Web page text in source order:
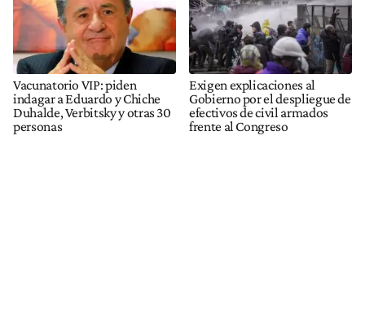
Vacunatorio VIP: piden
indagar a Eduardo y Chiche
Duhalde, Verbitsky y otras 30
personas
Exigen explicaciones al
Gobierno por el despliegue de
efectivos de civil armados
frente al Congreso